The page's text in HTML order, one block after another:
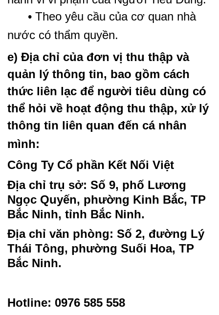
• Theo yêu cầu của cơ quan nhà
nước có thẩm quyền.
e) Địa chỉ của đơn vị thu thập và
quản lý thông tin, bao gồm cách
thức liên lạc để người tiêu dùng có
thể hỏi về hoạt động thu thập, xử lý
thông tin liên quan đến cá nhân
mình:
Công Ty Cổ phần Kết Nối Việt
Địa chỉ trụ sở: Số 9, phố Lương
Ngọc Quyến, phường Kinh Bắc, TP
Bắc Ninh, tỉnh Bắc Ninh.
Địa chỉ văn phòng: Số 2, đường Lý
Thái Tông, phường Suối Hoa, TP
Bắc Ninh.
Hotline: 0976 585 558